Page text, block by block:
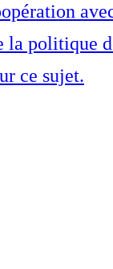
politique
ce sujet.